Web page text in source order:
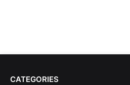
CATEGORIES